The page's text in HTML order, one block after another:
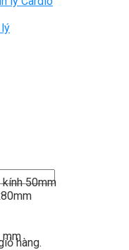
hàng.
kính 50mm
mm